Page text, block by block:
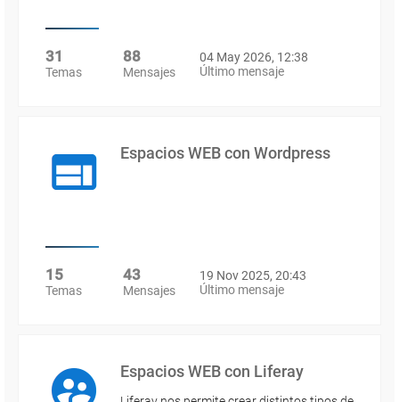
31
Temas
88
Mensajes
04 May 2026, 12:38
Último mensaje
Espacios WEB con Wordpress
15
Temas
43
Mensajes
19 Nov 2025, 20:43
Último mensaje
Espacios WEB con Liferay